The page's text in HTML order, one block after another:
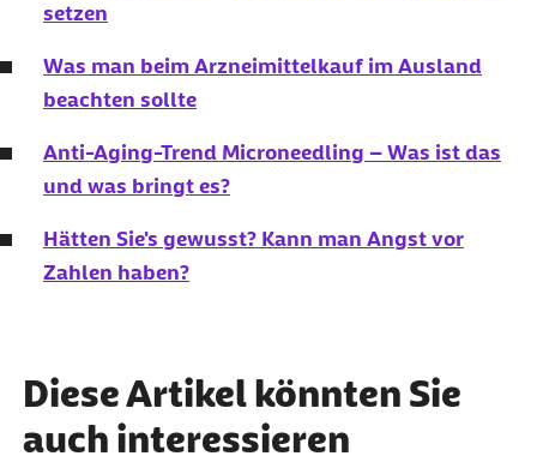
setzen
Was man beim Arzneimittelkauf im Ausland
beachten sollte
Anti-Aging-Trend Microneedling – Was ist das
und was bringt es?
Hätten Sie's gewusst? Kann man Angst vor
Zahlen haben?
Diese Artikel könnten Sie
auch interessieren